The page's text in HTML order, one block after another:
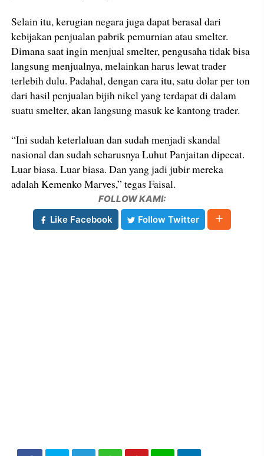
Selain itu, kerugian negara juga dapat berasal dari
kebijakan penjualan pabrik pemurnian atau smelter.
Dimana saat ingin menjual smelter, pengusaha tidak bisa
langsung menjualnya, melainkan harus lewat trader
terlebih dulu. Padahal, dengan cara itu, satu dolar per ton
dari hasil penjualan bijih nikel yang terdapat di dalam
suatu smelter, akan langsung masuk ke kantong trader.
“Ini sudah keterlaluan dan sudah menjadi skandal
nasional dan sudah seharusnya Luhut Panjaitan dipecat.
Luar biasa. Luar biasa. Dan yang jadi jubir mereka
adalah Kemenko Marves,” tegas Faisal.
FOLLOW KAMI:
Like Facebook
Follow Twitter